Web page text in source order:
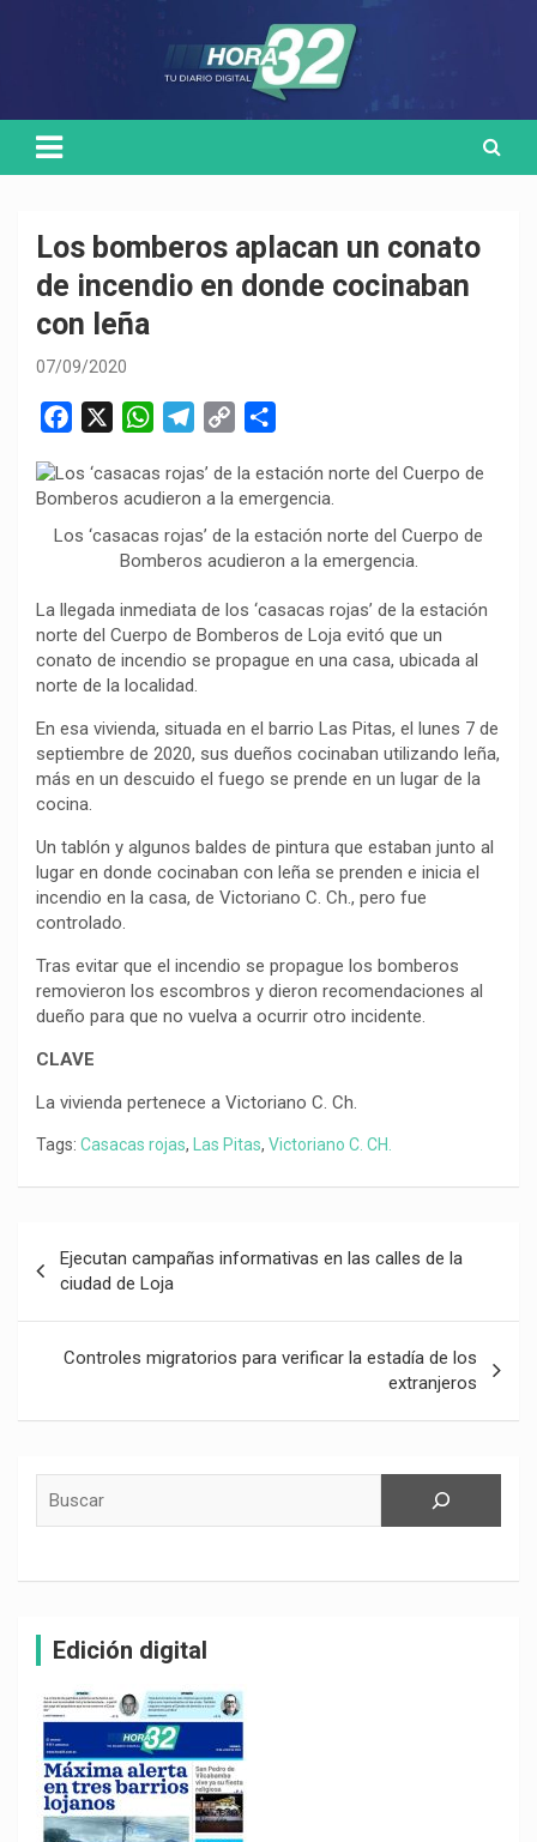
Los bomberos aplacan un conato
de incendio en donde cocinaban
con leña
07/09/2020
c
e
b
o
k
W
a
t
s
A
p
p
l
e
g
r
a
m
p
y
L
i
n
k
m
p
a
r
t
i
r
Los ‘casacas rojas’ de la estación norte del Cuerpo de
Bomberos acudieron a la emergencia.
La llegada inmediata de los ‘casacas rojas’ de la estación
norte del Cuerpo de Bomberos de Loja evitó que un
conato de incendio se propague en una casa, ubicada al
norte de la localidad.
En esa vivienda, situada en el barrio Las Pitas, el lunes 7 de
septiembre de 2020, sus dueños cocinaban utilizando leña,
más en un descuido el fuego se prende en un lugar de la
cocina.
Un tablón y algunos baldes de pintura que estaban junto al
lugar en donde cocinaban con leña se prenden e inicia el
incendio en la casa, de Victoriano C. Ch., pero fue
controlado.
Tras evitar que el incendio se propague los bomberos
removieron los escombros y dieron recomendaciones al
dueño para que no vuelva a ocurrir otro incidente.
CLAVE
La vivienda pertenece a Victoriano C. Ch.
Tags: Casacas rojas, Las Pitas, Victoriano C. CH.
de
entradas
Ejecutan campañas informativas en las calles de la
ciudad de Loja
Controles migratorios para verificar la estadía de los
extranjeros
Edición digital